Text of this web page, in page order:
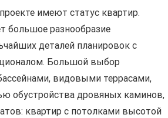
имеют статус квартир.
большое разнообразие
деталей планировок с
Большой выбор
видовыми террасами,
обустройства дровяных каминов,
квартир с потолками высотой